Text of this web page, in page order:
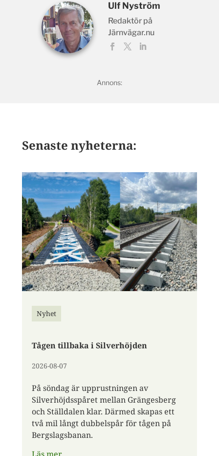
Ulf Nyström
Redaktör på
Järnvägar.nu
Senaste nyheterna:
Nyhet
Tågen tillbaka i Silverhöjden
2026-08-07
På söndag är upprustningen av
Silverhöjdsspåret mellan Grängesberg
och Ställdalen klar. Därmed skapas ett
två mil långt dubbelspår för tågen på
Bergslagsbanan.